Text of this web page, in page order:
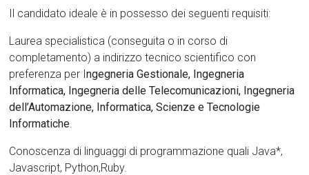
Il candidato ideale è in possesso dei seguenti requisiti:
Laurea specialistica (conseguita o in corso di
completamento) a indirizzo tecnico scientifico con
preferenza per Ingegneria Gestionale, Ingegneria
Informatica, Ingegneria delle Telecomunicazioni, Ingegneria
dell’Automazione, Informatica, Scienze e Tecnologie
Informatiche.
Conoscenza di linguaggi di programmazione quali Java*,
Javascript, Python,Ruby.